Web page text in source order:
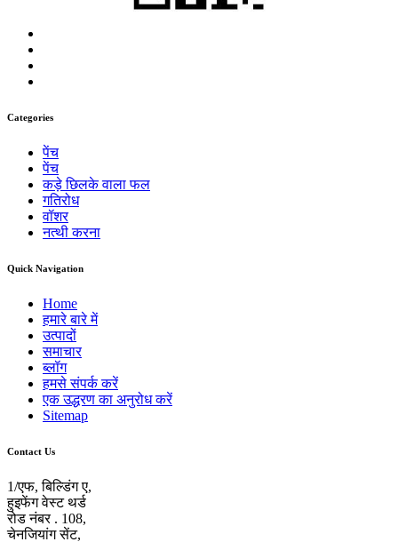
Categories
पेंच
पेंच
कड़े छिलके वाला फल
गतिरोध
वॉशर
नत्थी करना
Quick Navigation
Home
हमारे बारे में
उत्पादों
समाचार
ब्लॉग
हमसे संपर्क करें
एक उद्धरण का अनुरोध करें
Sitemap
Contact Us
1/एफ, बिल्डिंग ए,
हुइफेंग वेस्ट थर्ड
रोड नंबर . 108,
चेनजियांग सेंट,